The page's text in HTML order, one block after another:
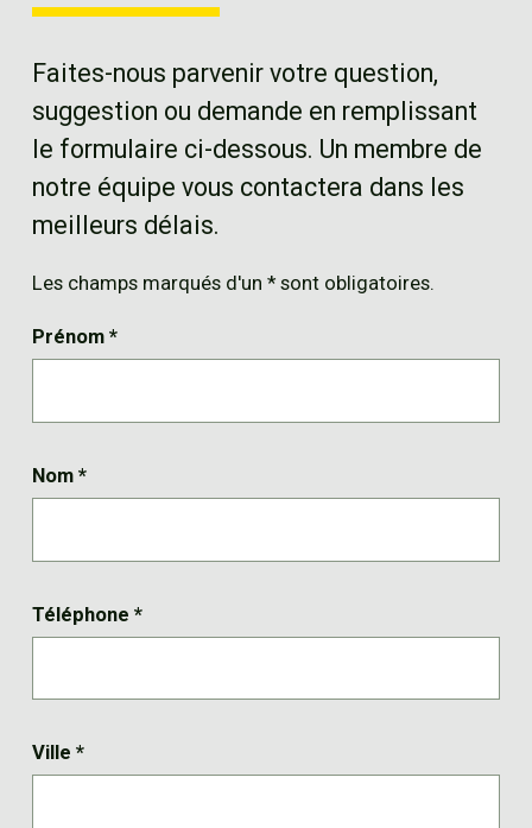
Faites-nous parvenir votre question,
suggestion ou demande en remplissant
le formulaire ci-dessous. Un membre de
notre équipe vous contactera dans les
meilleurs délais.
Les champs marqués d'un * sont obligatoires.
Prénom *
Nom *
Téléphone *
Ville *